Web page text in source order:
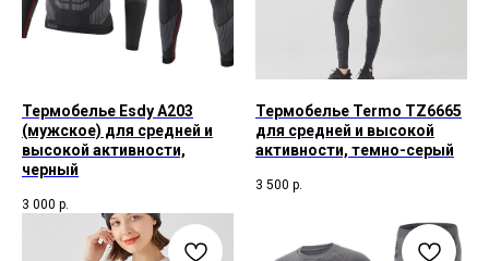
Термобелье Esdy A203
(мужское) для средней и
высокой активности,
черный
3 000 р.
Термобелье Termo TZ6665
для средней и высокой
активности, темно-серый
3 500 р.